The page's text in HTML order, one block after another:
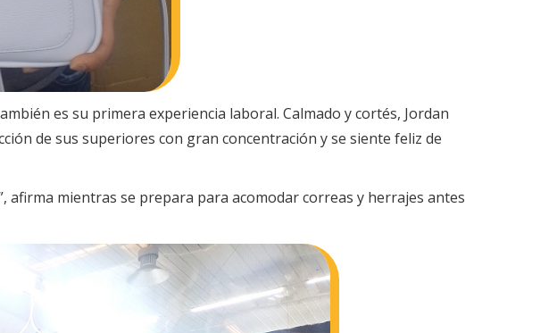
es su primera experiencia laboral. Calmado y cortés, Jordan
de sus superiores con gran concentración y se siente feliz de
mientras se prepara para acomodar correas y herrajes antes